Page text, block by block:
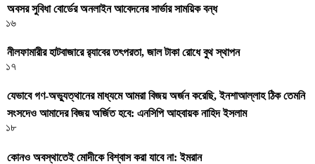
অবসর সুবিধা বোর্ডের অনলাইন আবেদনের সার্ভার সাময়িক বন্ধ
১৬
নীলফামারীর হাটবাজারে র‌্যাবের তৎপরতা, জাল টাকা রোধে বুথ স্থাপন
১৭
যেভাবে গণ-অভ্যুত্থানের মাধ্যমে আমরা বিজয় অর্জন করেছি, ইনশাআল্লাহ ঠিক তেমনি
সংসদেও আমাদের বিজয় অর্জিত হবে: এনসিপি আহবায়ক নাহিদ ইসলাম
১৮
কোনও অবস্থাতেই মোদীকে বিশ্বাস করা যাবে না: ইমরান